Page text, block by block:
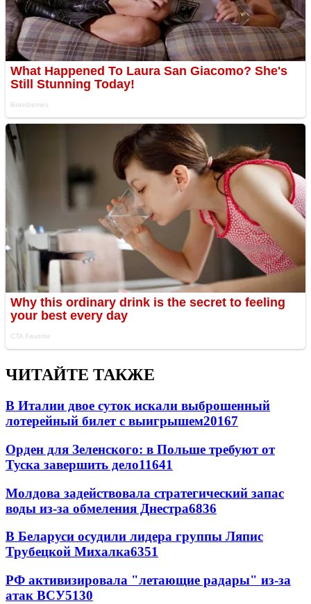
ЧИТАЙТЕ ТАКЖЕ
В Италии двое суток искали выброшенный
лотерейный билет с выигрышем20167
Орден для Зеленского: в Польше требуют от
Туска завершить дело11641
Молдова задействовала стратегический запас
воды из-за обмеления Днестра6836
В Беларуси осудили лидера группы Ляпис
Трубецкой Михалка6351
РФ активизировала "летающие радары" из-за
атак ВСУ5130